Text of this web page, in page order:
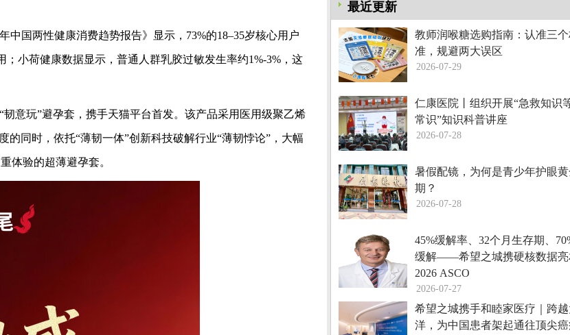
国两性健康消费趋势报告》显示，73%的18–35岁核心用户
；小荷健康数据显示，普通人群乳胶过敏发生率约1%-3%，这
意玩”避孕套，携手天猫平台首发。该产品采用医用级聚乙烯
同时，依托“薄韧一体”创新科技破解行业“薄韧悖论”，大幅
体验的超薄避孕套。
最近更新
教师润喉糖选购指南：认准三
准，规避两大误区
2026-07-29
仁康医院丨组织开展“急救知识
常识”知识科普讲座
2026-07-28
暑假配镜，为何是青少年护眼
期？
2026-07-28
45%缓解率、32个月生存期、
缓解——希望之城携硬核数据亮
2026 ASCO
2026-07-27
希望之城携手和睦家医疗｜跨
洋，为中国患者架起通往顶尖